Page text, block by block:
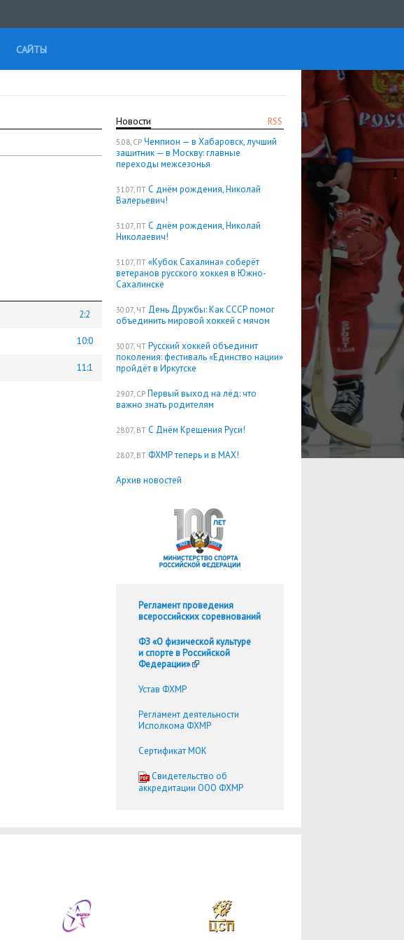
САЙТЫ
RSS
Новости
5.08, СР Чемпион — в Хабаровск, лучший
защитник — в Москву: главные
переходы межсезонья
31.07, ПТ С днём рождения, Николай
Валерьевич!
31.07, ПТ С днём рождения, Николай
Николаевич!
31.07, ПТ «Кубок Сахалина» соберёт
ветеранов русского хоккея в Южно-
Сахалинске
30.07, ЧТ День Дружбы: Как СССР помог
объединить мировой хоккей с мячом
30.07, ЧТ Русский хоккей объединит
поколения: фестиваль «Единство нации»
пройдёт в Иркутске
29.07, СР Первый выход на лёд: что
важно знать родителям
28.07, ВТ С Днём Крещения Руси!
28.07, ВТ ФХМР теперь и в MAX!
Архив новостей
Регламент проведения
всероссийских соревнований
ФЗ «О физической культуре
и спорте в Российской
Федерации»
Устав ФХМР
Регламент деятельности
Исполкома ФХМР
Сертификат МОК
Cвидетельство об
аккредитации ООО ФХМР
2:2
10:0
11:1